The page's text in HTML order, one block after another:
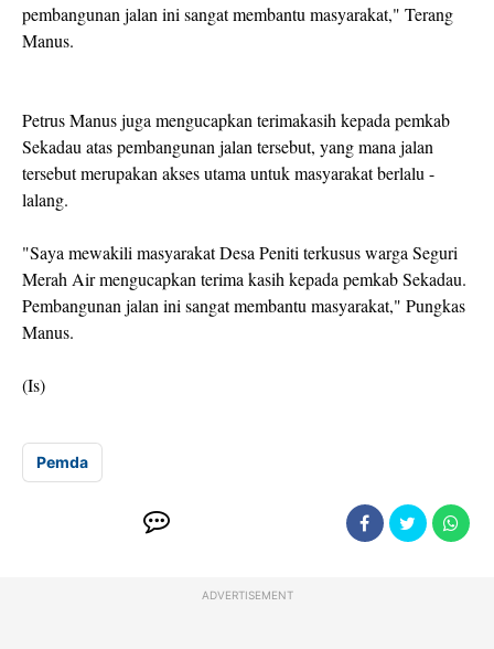
pembangunan jalan ini sangat membantu masyarakat," Terang
Manus.
Petrus Manus juga mengucapkan terimakasih kepada pemkab
Sekadau atas pembangunan jalan tersebut, yang mana jalan
tersebut merupakan akses utama untuk masyarakat berlalu -
lalang.
"Saya mewakili masyarakat Desa Peniti terkusus warga Seguri
Merah Air mengucapkan terima kasih kepada pemkab Sekadau.
Pembangunan jalan ini sangat membantu masyarakat," Pungkas
Manus.
(Is)
Pemda
ADVERTISEMENT